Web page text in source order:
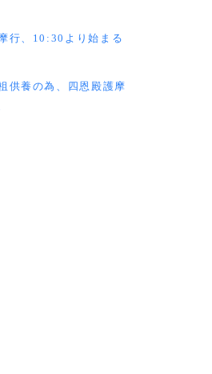
行、10:30より始まる
供養の為、四恩殿護摩